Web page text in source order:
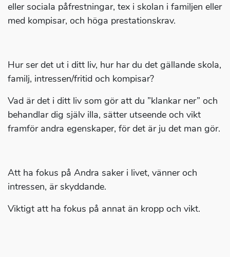
eller sociala påfrestningar, tex i skolan i familjen eller
med kompisar, och höga prestationskrav.
Hur ser det ut i ditt liv, hur har du det gällande skola,
familj, intressen/fritid och kompisar?
Vad är det i ditt liv som gör att du ”klankar ner” och
behandlar dig själv illa, sätter utseende och vikt
framför andra egenskaper, för det är ju det man gör.
Att ha fokus på Andra saker i livet, vänner och
intressen, är skyddande.
Viktigt att ha fokus på annat än kropp och vikt.